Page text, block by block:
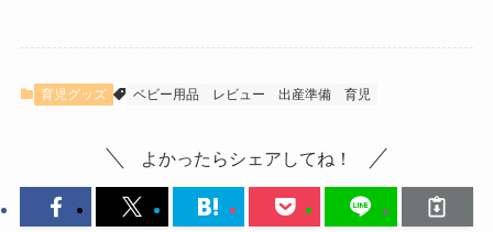
育児グッズ ベビー用品 レビュー 出産準備 育児
よかったらシェアしてね！